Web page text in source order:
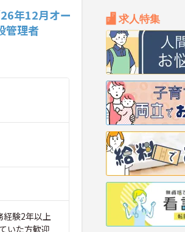
求人特集
年12月オー
管理者
験2年以上
いた方歓迎